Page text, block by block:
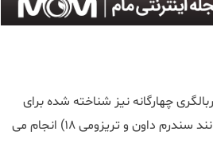
چهارگانه نیز شناخته شده برای
بررسی نقایص لوله عصبی (مانند اسپینا بیفیدا) و اختلالات کروموزومی (مانند سندرم داون و تریزومی 18) انجام می